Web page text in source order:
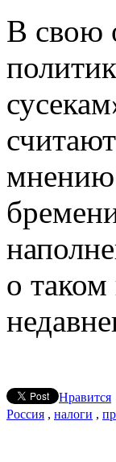
В свою
мнению
о
Нравится
Россия , налоги ,